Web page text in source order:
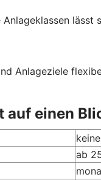
Anlageziele
auf einen
ab